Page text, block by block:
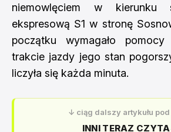
niemowlęciem w kierunku
ekspresową S1 w stronę
początku wymagało
trakcie jazdy jego stan
liczyła się każda minuta.
↓ ciąg dalszy artykułu
INNI TERAZ